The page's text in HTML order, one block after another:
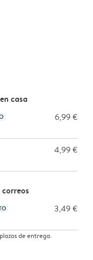
casa
6,99 €
4,99 €
3,49 €
de entrega.